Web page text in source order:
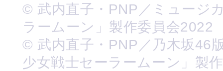
© 武内直子・PNP／ミュージ
ラームーン」製作委員会2022
© 武内直子・PNP／乃木坂46
少女戦士セーラームーン」製